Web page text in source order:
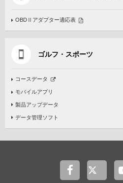
OBDⅡアダプター適応表
ゴルフ・スポーツ
コースデータ
モバイルアプリ
製品アップデータ
データ管理ソフト